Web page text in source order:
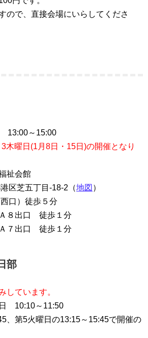
ので、直接会場にいらしてくださ
13:00～15:00
木曜日(1月8日・15日)の開催となり
祉会館
区芝五丁目-18-2（地図 ）
口）徒歩５分
８出口 徒歩１分
７出口 徒歩１分
部
しています。
10:10～11:50
、第5火曜日の13:15～15:45で開催の